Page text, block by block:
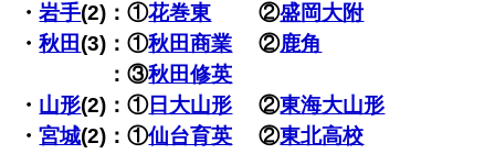
・岩手(2)：①花巻東 ②盛岡大附
・秋田 (3)：①秋田商業 ②鹿角
：③秋田修英
・ 山形(2)：①日大山形 ②東海大山形
・宮城(2)：①仙台育英 ②東北高校